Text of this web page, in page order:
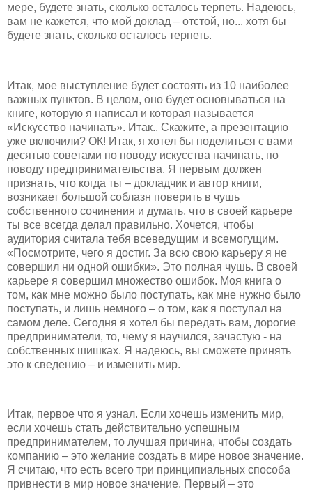
мере, будете знать, сколько осталось терпеть. Надеюсь,
вам не кажется, что мой доклад – отстой, но... хотя бы
будете знать, сколько осталось терпеть.
Итак, мое выступление будет состоять из 10 наиболее
важных пунктов. В целом, оно будет основываться на
книге, которую я написал и которая называется
«Искусство начинать». Итак.. Скажите, а презентацию
уже включили? ОК! Итак, я хотел бы поделиться с вами
десятью советами по поводу искусства начинать, по
поводу предпринимательства. Я первым должен
признать, что когда ты – докладчик и автор книги,
возникает большой соблазн поверить в чушь
собственного сочинения и думать, что в своей карьере
ты все всегда делал правильно. Хочется, чтобы
аудитория считала тебя всеведущим и всемогущим.
«Посмотрите, чего я достиг. За всю свою карьеру я не
совершил ни одной ошибки». Это полная чушь. В своей
карьере я совершил множество ошибок. Моя книга о
том, как мне можно было поступать, как мне нужно было
поступать, и лишь немного – о том, как я поступал на
самом деле. Сегодня я хотел бы передать вам, дорогие
предприниматели, то, чему я научился, зачастую - на
собственных шишках. Я надеюсь, вы сможете принять
это к сведению – и изменить мир.
Итак, первое что я узнал. Если хочешь изменить мир,
если хочешь стать действительно успешным
предпринимателем, то лучшая причина, чтобы создать
компанию – это желание создать в мире новое значение.
Я считаю, что есть всего три принципиальных способа
привнести в мир новое значение. Первый – это